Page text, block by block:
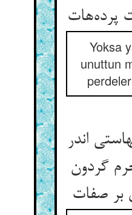
Yoksa
unuttun
اندر
گردون